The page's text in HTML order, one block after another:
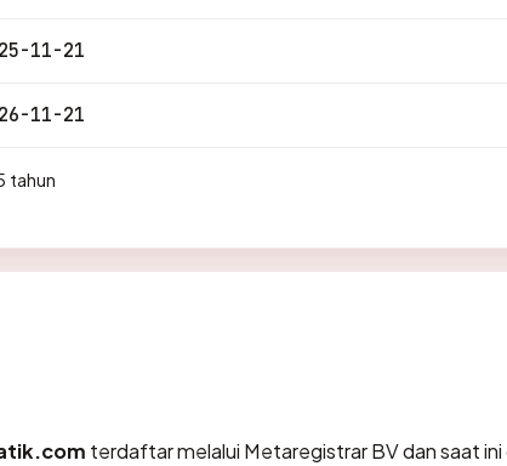
11-21
11-21
tahun
terdaftar melalui Metaregistrar BV dan saat